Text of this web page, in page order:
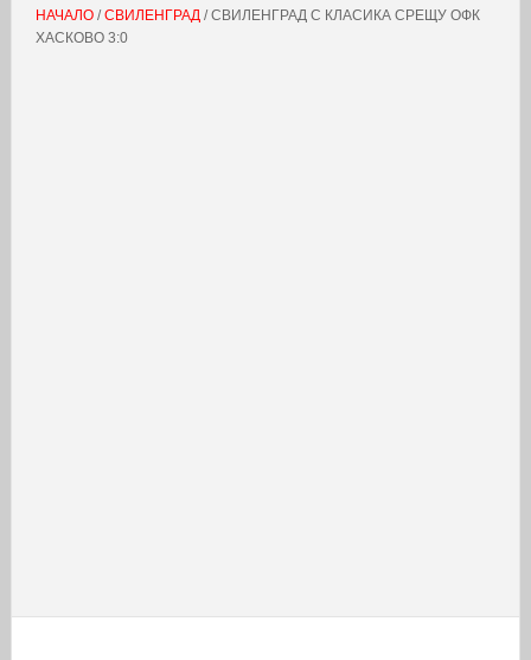
НАЧАЛО/СВИЛЕНГРАД/ СВИЛЕНГРАД С КЛАСИКА СРЕЩУ ОФК
ХАСКОВО 3:0